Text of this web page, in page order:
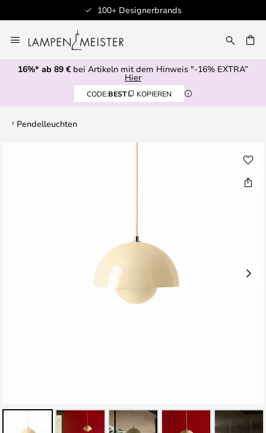
100+ Designerbrands
Inhalt
springen
16%* ab 89 € bei Artikeln mit dem Hinweis "-16% EXTRA”
Hier
CODE:BEST KOPIEREN
Pendelleuchten